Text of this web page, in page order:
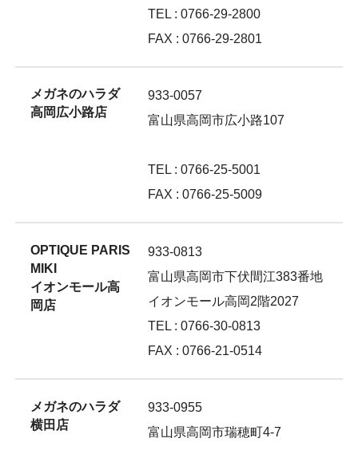
TEL : 0766-29-2800
FAX : 0766-29-2801
メガネのハラダ
高岡広小路店
933-0057
富山県高岡市広小路107
TEL : 0766-25-5001
FAX : 0766-25-5009
OPTIQUE PARIS
MIKI
イオンモール高
岡店
933-0813
富山県高岡市下伏間江383番地
イオンモール高岡2階2027
TEL : 0766-30-0813
FAX : 0766-21-0514
メガネのハラダ
横田店
933-0955
富山県高岡市瑞穂町4-7